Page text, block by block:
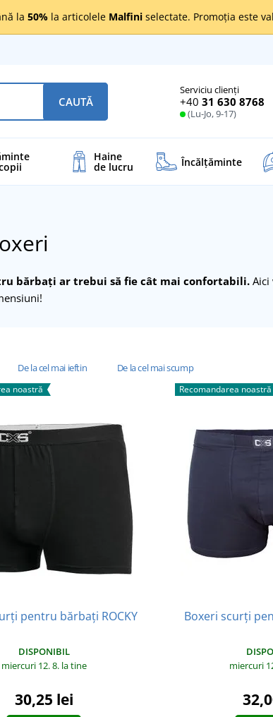
la 50% la articolele Malfini selectate. Promoția este
Serviciu clienți
+40 31 630 8768
(Lu-Jo, 9-17)
CAUTĂ
Haine
de lucru Încălţăminte
bărbați ar trebui să fie cât mai confortabili. Aici
De la cel mai ieftin De la cel mai scump
noastră
pentru bărbați ROCKY
DISPONIBIL
miercuri 12. 8. la tine
30,25 lei
Recomandarea noastră
Boxeri scurți
miercuri